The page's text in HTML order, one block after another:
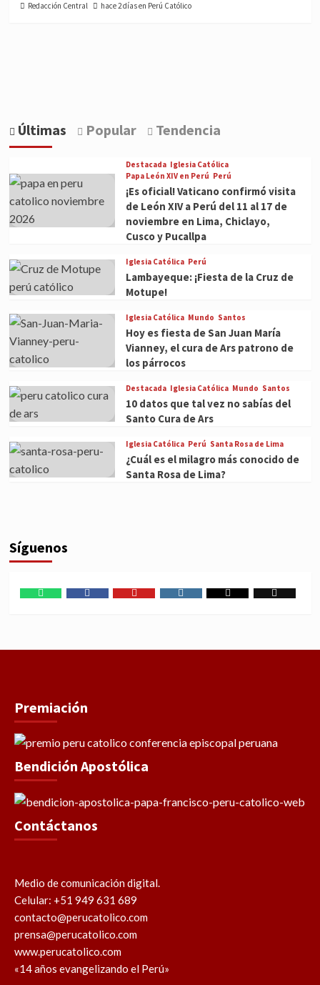
Redacción Central hace 2 días en Perú Católico
Últimas Popular Tendencia
Destacada Iglesia Católica
Papa León XIV en Perú Perú
¡Es oficial! Vaticano confirmó visita
de León XIV a Perú del 11 al 17 de
noviembre en Lima, Chiclayo,
Cusco y Pucallpa
Iglesia Católica Perú
Lambayeque: ¡Fiesta de la Cruz de
Motupe!
Iglesia Católica Mundo Santos
Hoy es fiesta de San Juan María
Vianney, el cura de Ars patrono de
los párrocos
Destacada Iglesia Católica Mundo Santos
10 datos que tal vez no sabías del
Santo Cura de Ars
Iglesia Católica Perú Santa Rosa de Lima
¿Cuál es el milagro más conocido de
Santa Rosa de Lima?
Síguenos
Premiación
Bendición Apostólica
Contáctanos
Medio de comunicación digital.
Celular: +51 949 631 689
contacto@perucatolico.com
prensa@perucatolico.com
www.perucatolico.com
«14 años evangelizando el Perú»